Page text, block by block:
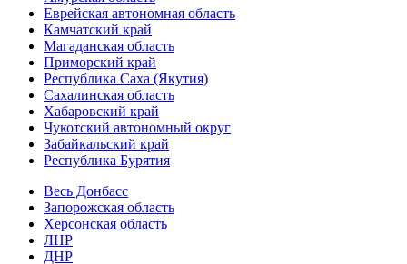
Еврейская автономная область
Камчатский край
Магаданская область
Приморский край
Республика Саха (Якутия)
Сахалинская область
Хабаровский край
Чукотский автономный округ
Забайкальский край
Республика Бурятия
Весь Донбасс
Запорожская область
Херсонская область
ЛНР
ДНР